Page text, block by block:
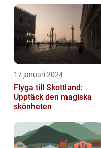
17 januari 2024
Flyga till Skottland:
Upptäck den magiska
skönheten